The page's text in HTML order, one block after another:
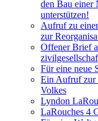
den Bau einer
unterstützen!
Aufruf zu
zur
Offener Brief
Für eine neue
Ein Aufruf zur
Volkes
Lyndon
LaRouches 4